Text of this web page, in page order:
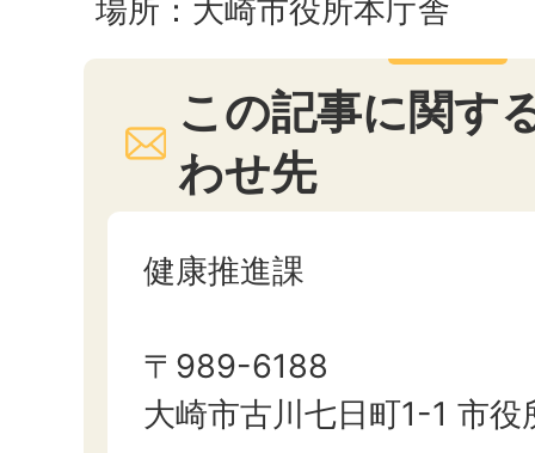
場所：大崎市役所本庁舎
この記事に関す
わせ先
健康推進課
〒989-6188
大崎市古川七日町1-1 市役